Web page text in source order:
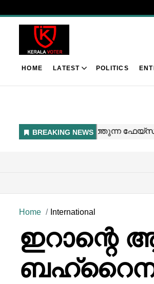
HOME LATEST POLITICS
Home International
ഇറാന്റെ